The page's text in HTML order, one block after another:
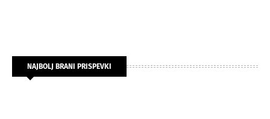
NAJBOLJ BRANI PRISPEVKI